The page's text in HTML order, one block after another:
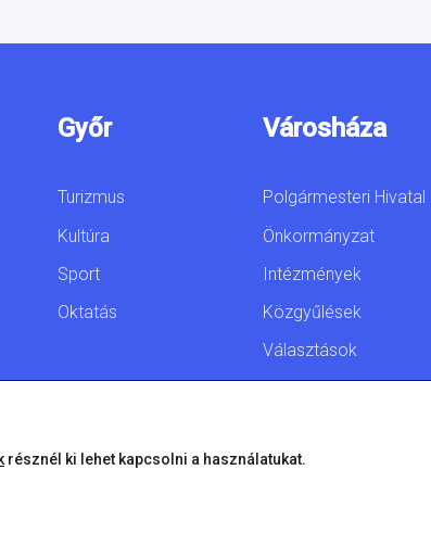
Győr
Turizmus
Kultúra
Sport
Oktatás
Városháza
Polgármesteri Hivatal
Önkormányzat
Intézmények
Közgyűlések
Választások
résznél ki lehet kapcsolni a használatukat.